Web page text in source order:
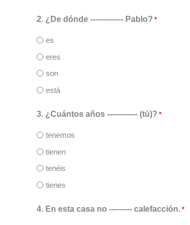
2. ¿De dónde ------------- Pablo? *
es
eres
son
está
3. ¿Cuántos años ------------ (tú)? *
tenemos
tienen
tenéis
tienes
4. En esta casa no --------- calefacción. *